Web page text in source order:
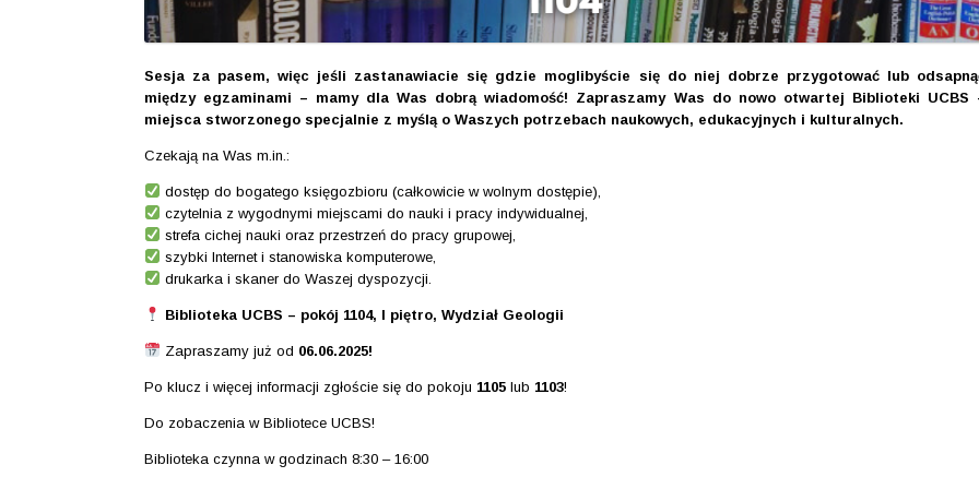
Sesja za pasem, więc jeśli zastanawiacie się gdzie moglibyście się do niej dobrze przygotować lub
między egzaminami – mamy dla Was dobrą wiadomość! Zapraszamy Was do nowo otwartej Biblioteki UCBS
miejsca stworzonego specjalnie z myślą o Waszych potrzebach naukowych, edukacyjnych i kulturalnych.
Czekają na Was m.in.:
dostęp do bogatego księgozbioru (całkowicie w wolnym dostępie),
czytelnia z wygodnymi miejscami do nauki i pracy indywidualnej,
strefa cichej nauki oraz przestrzeń do pracy grupowej,
szybki Internet i stanowiska komputerowe,
drukarka i skaner do Waszej dyspozycji.
Biblioteka UCBS – pokój 1104, I piętro, Wydział Geologii
Zapraszamy już od 06.06.2025!
Po klucz i więcej informacji zgłoście się do pokoju 1105 lub 1103!
Do zobaczenia w Bibliotece UCBS!
Biblioteka czynna w godzinach 8:30 – 16:00